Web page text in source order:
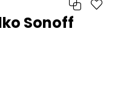
Sonoff